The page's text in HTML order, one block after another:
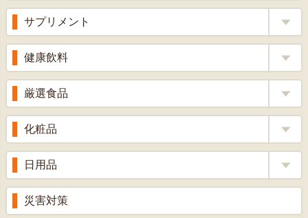
くろ酢
りんご酢
ざくろ酢
梅酢
風邪薬
胃腸薬
整腸薬
解熱鎮痛剤
滋養強壮
消炎鎮痛剤
サプリメント
ウコン
乳酸菌
ローヤルゼリー
牡蠣エキス
プラセンタ
健康飲料
健康茶
漢方茶
青汁・豆乳
甘酒
健康ドリンク
厳選食品
もち麦・十六穀米
生姜
丼の素
のど飴
化粧品
美容品
スキンクリーム＆美容パック
ウオッシュ＆ソープ
日用品
入浴剤
災害対策